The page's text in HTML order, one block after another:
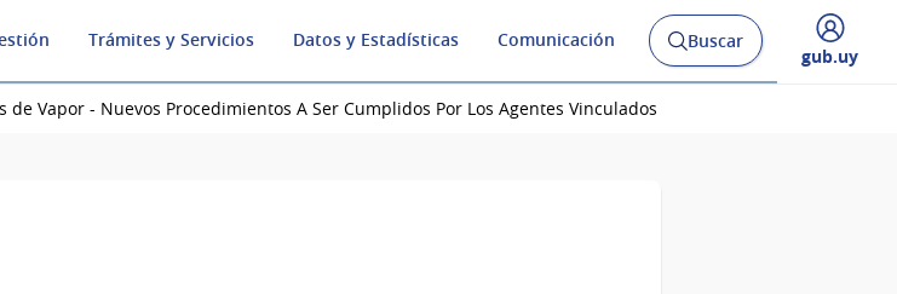
Trámites y Servicios Datos y Estadísticas Comunicación
Abrir
buscador
Buscar
Desplegar
gub.uy
Vapor - Nuevos Procedimientos A Ser Cumplidos Por Los Agentes Vinculados